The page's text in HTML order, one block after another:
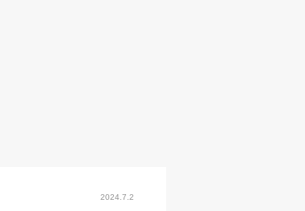
2024.7.2